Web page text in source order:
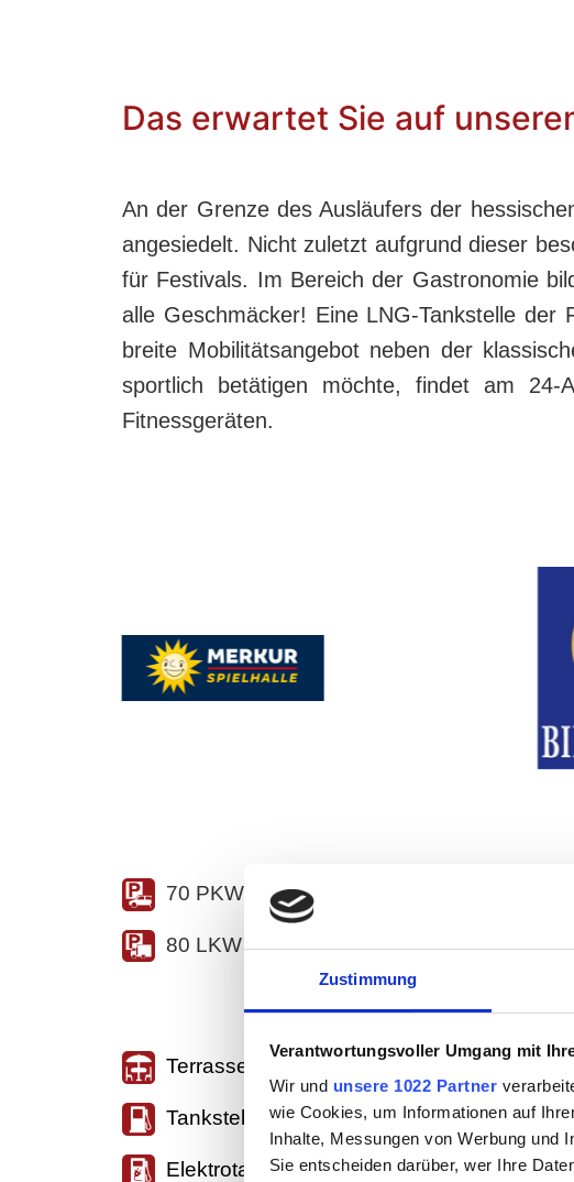
Zustimmung
Verantwortungsvoller Umgang mit
Wir und unsere 1022 Partner
wie Cookies, um Informationen auf
Inhalte, Messungen von Werbung und
Sie entscheiden darüber, wer Ihre
Das erwartet Sie auf
An der Grenze des Ausläufers der
angesiedelt. Nicht zuletzt aufgrund dieser
für Festivals. Im Bereich der Gastronomie
alle Geschmäcker! Eine LNG-Tankstelle der
breite Mobilitätsangebot neben der
sportlich betätigen möchte, findet am 24-
Fitnessgeräten.
70 PKW Parkplätze
80 LKW Parkplätze
Terrasse/Biergarten
Tankstelle
Elektrotankstelle